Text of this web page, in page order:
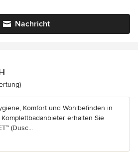
Nachricht
1 von 5 Sternen
Komfort und Wohlbefinden in
erhalten Sie
(Dusc...